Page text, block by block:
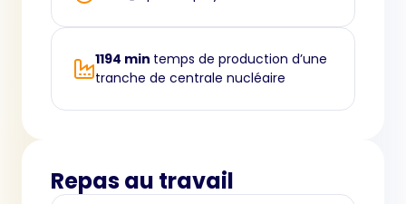
1194 min temps de production d’une
tranche de centrale nucléaire
Repas au travail